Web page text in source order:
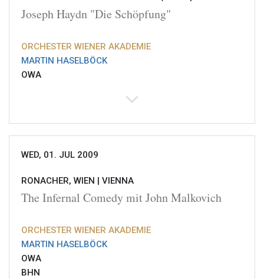
Joseph Haydn "Die Schöpfung"
ORCHESTER WIENER AKADEMIE
MARTIN HASELBÖCK
OWA
WED, 01. JUL 2009
RONACHER, WIEN | VIENNA
The Infernal Comedy mit John Malkovich
ORCHESTER WIENER AKADEMIE
MARTIN HASELBÖCK
OWA
BHN